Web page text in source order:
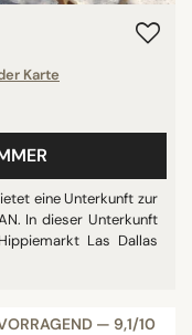
Karte
eine Unterkunft zur
In dieser Unterkunft
Las Dallas
— 9,1/10